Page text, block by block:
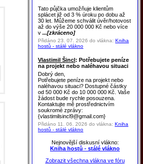
Tato půjčka umožňuje klientům
splácet již od 3 % úroku po dobu až
30 let. Můžeme schválit úvěr/hotovost
až do výše 20 000 000 Kč nebo více
v ...[zkráceno]
Přidáno 23. 07. 2026 do vlákna: Kniha
hostů - stálé vlákno
Vlastimil Šincl: Potřebujete peníze
na projekt nebo naléhavou situaci
Dobrý den,
Potřebujete peníze na projekt nebo
naléhavou situaci? Dostupné částky
od 50 000 Kč do 10 000 000 Kč. Vaše
žádost bude rychle posouzena.
Kontaktujte mě prostřednictvím
soukromé zprávy:
{vlastimilsincl9@gmail.com}
Přidáno 11. 06. 2026 do vlákna: Kniha
hostů - stálé vlákno
Nejnovější diskusní vlákno:
Kniha hostů - stálé vlákno
Zobrazit všechna vlákna ve fóru